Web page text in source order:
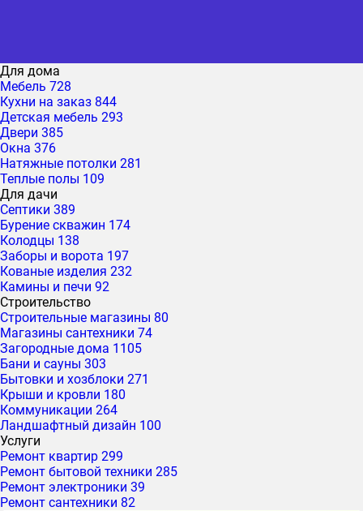
Для дома
Мебель 728
Кухни на заказ 844
Детская мебель 293
Двери 385
Окна 376
Натяжные потолки 281
Теплые полы 109
Для дачи
Септики 389
Бурение скважин 174
Колодцы 138
Заборы и ворота 197
Кованые изделия 232
Камины и печи 92
Строительство
Строительные магазины 80
Магазины сантехники 74
Загородные дома 1105
Бани и сауны 303
Бытовки и хозблоки 271
Крыши и кровли 180
Коммуникации 264
Ландшафтный дизайн 100
Услуги
Ремонт квартир 299
Ремонт бытовой техники 285
Ремонт электроники 39
Ремонт сантехники 82